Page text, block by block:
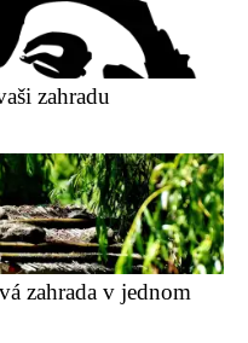
zahradu
zahrada v jednom